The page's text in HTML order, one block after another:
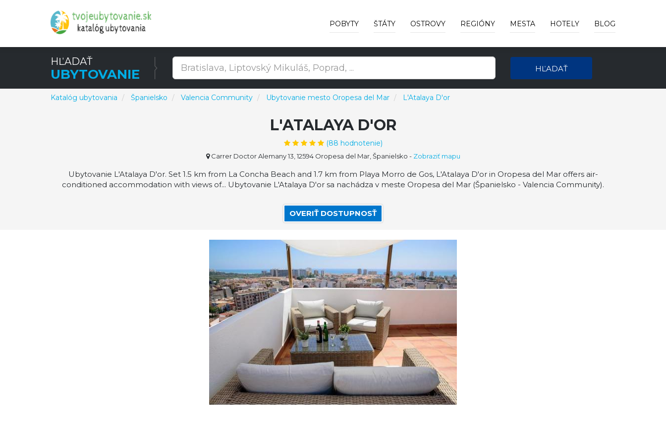
POBYTY ŠTÁTY OSTROVY REGIÓNY MESTA HOTELY BLOG
HĽADAŤ
UBYTOVANIE HĽADAŤ
Katalóg ubytovania Španielsko Valencia Community Ubytovanie mesto Oropesa del Mar L'Atalaya D'or
L'ATALAYA D'OR
(88 hodnotenie)
Carrer Doctor Alemany 13, 12594 Oropesa del Mar, Španielsko - Zobraziť mapu
Ubytovanie L'Atalaya D'or. Set 1.5 km from La Concha Beach and 1.7 km from Playa Morro de Gos, L'Atalaya D'or in Oropesa del Mar offers air-
conditioned accommodation with views of... Ubytovanie L'Atalaya D'or sa nachádza v meste Oropesa del Mar (Španielsko - Valencia Community).
OVERIŤ DOSTUPNOSŤ